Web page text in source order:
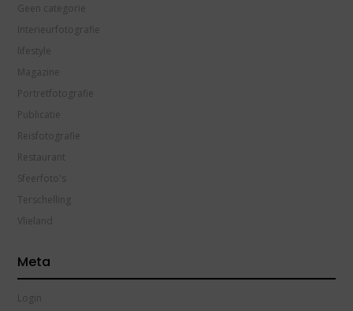
Geen categorie
Interieurfotografie
lifestyle
Magazine
Portretfotografie
Publicatie
Reisfotografie
Restaurant
Sfeerfoto's
Terschelling
Vlieland
Meta
Login